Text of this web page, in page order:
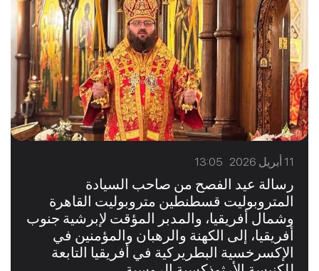
11 أبريل 2026 13:05
رسالة عيد الفصح من صاحب السيادة
المتروبوليت قسطنطين متروبوليت القاهرة
وشمال أفريقيا، والمدبر المؤقت لإبرشية جنوب
أفريقيا، إلى الكهنة والرهبان والمؤمنين في
الإكسرخسية البطريركية في أفريقيا التابعة